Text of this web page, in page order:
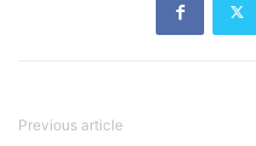
Previous article